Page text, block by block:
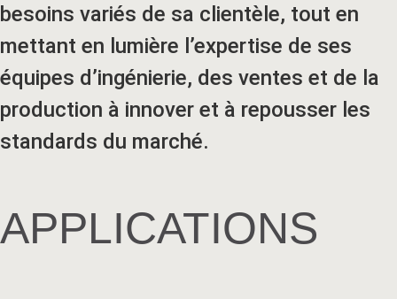
besoins variés de sa clientèle, tout en
mettant en lumière l’expertise de ses
équipes d’ingénierie, des ventes et de la
production à innover et à repousser les
standards du marché.
APPLICATIONS